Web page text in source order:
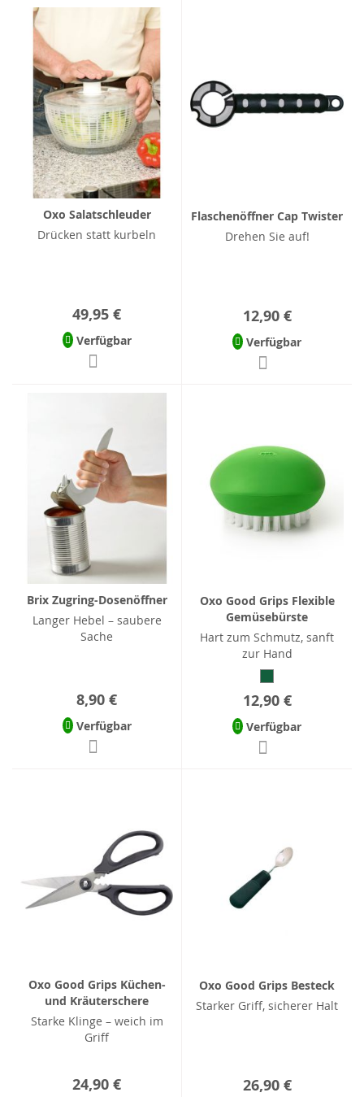
Oxo Salatschleuder
Drücken statt kurbeln
49,95 €
Verfügbar
Flaschenöffner Cap Twister
Drehen Sie auf!
12,90 €
Verfügbar
Brix Zugring-Dosenöffner
Langer Hebel – saubere
Sache
8,90 €
Verfügbar
Oxo Good Grips Flexible
Gemüsebürste
Hart zum Schmutz, sanft
zur Hand
12,90 €
Verfügbar
Oxo Good Grips Küchen-
und Kräuterschere
Starke Klinge – weich im
Griff
24,90 €
Oxo Good Grips Besteck
Starker Griff, sicherer Halt
26,90 €